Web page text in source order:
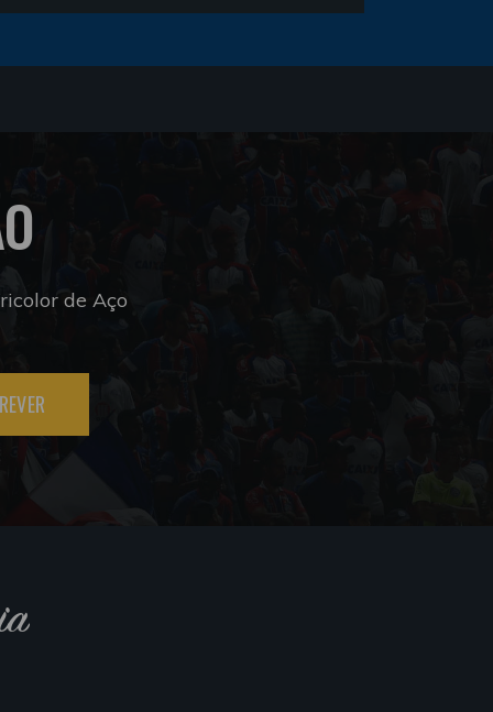
de Aço